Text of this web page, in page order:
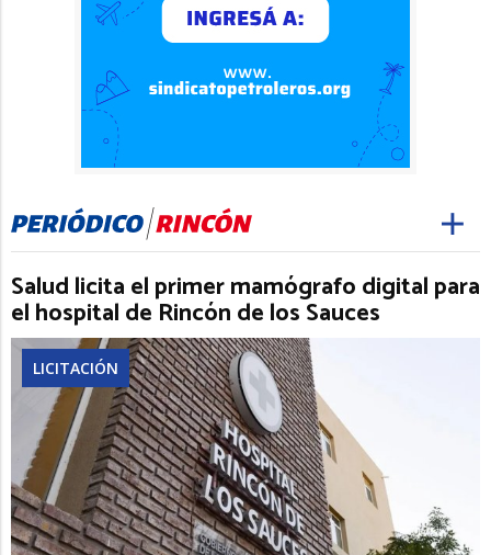
Salud licita el primer mamógrafo digital para
el hospital de Rincón de los Sauces
LICITACIÓN